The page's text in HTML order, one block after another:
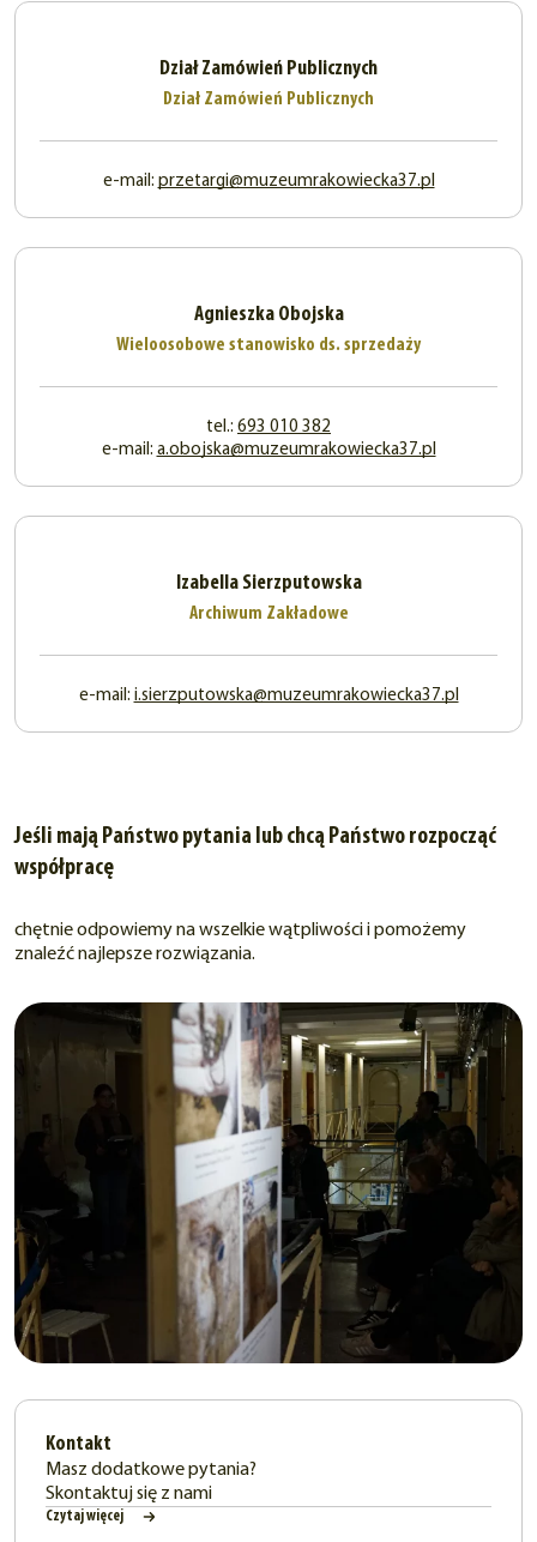
Dział Zamówień Publicznych
Dział Zamówień Publicznych
e-mail: przetargi@muzeumrakowiecka37.pl
Agnieszka Obojska
Wieloosobowe stanowisko ds. sprzedaży
tel.: 693 010 382
e-mail: a.obojska@muzeumrakowiecka37.pl
Izabella Sierzputowska
Archiwum Zakładowe
e-mail: i.sierzputowska@muzeumrakowiecka37.pl
Jeśli mają Państwo pytania lub chcą Państwo rozpocząć
współpracę
chętnie odpowiemy na wszelkie wątpliwości i pomożemy
znaleźć najlepsze rozwiązania.
Kontakt
Masz dodatkowe pytania?
Skontaktuj się z nami
Czytaj więcej